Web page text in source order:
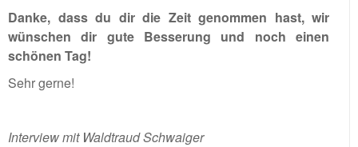
Danke, dass du dir die Zeit genommen hast, wir
wünschen dir gute Besserung und noch einen
schönen Tag!
Sehr gerne!
Interview mit Waldtraud Schwaiger